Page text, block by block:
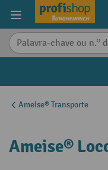
principal
Ameise® Transporte
Ameise®